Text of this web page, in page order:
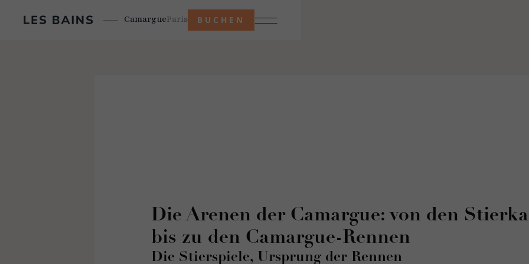
CamargueParis BUCHEN
Die Arenen der Camargue: von den
bis zu den Camargue-Rennen
Die Stierspiele, Ursprung der Rennen